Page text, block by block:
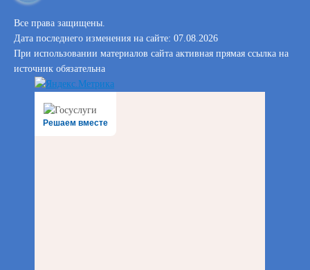
Все права защищены.
Дата последнего изменения на сайте: 07.08.2026
При использовании материалов сайта активная прямая ссылка на
источник обязательна
Решаем вместе